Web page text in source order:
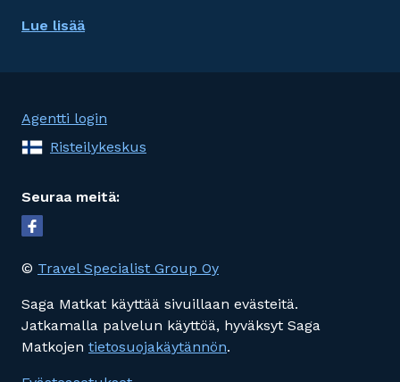
Lue lisää
Agentti login
Risteilykeskus
Seuraa meitä:
© Travel Specialist Group Oy
Saga Matkat käyttää sivuillaan evästeitä.
Jatkamalla palvelun käyttöä, hyväksyt Saga
Matkojen tietosuojakäytännön.